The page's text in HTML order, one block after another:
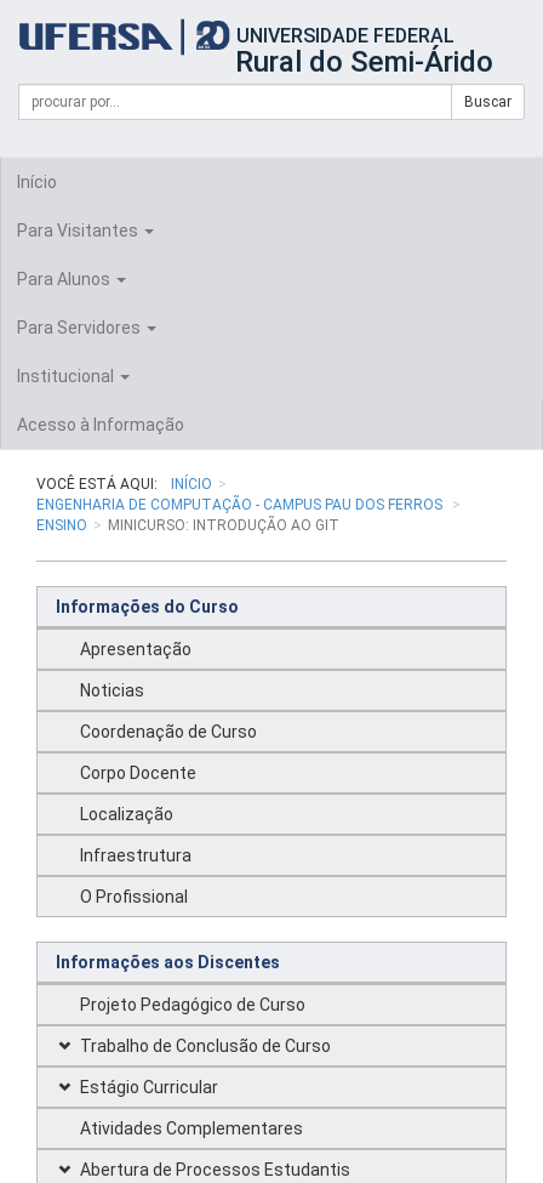
portal
UFERSA
UNIVERSIDADE FEDERAL
Rural do Semi-Árido
Formulário
Busca
Campo
de
Buscar
Início
Para Visitantes
Para Alunos
Para Servidores
Institucional
Acesso à Informação
VOCÊ ESTÁ AQUI:
INÍCIO
ENGENHARIA DE COMPUTAÇÃO - CAMPUS PAU DOS FERROS
ENSINO
MINICURSO: INTRODUÇÃO AO GIT
Informações do Curso
Apresentação
Noticias
Coordenação de Curso
Corpo Docente
Localização
Infraestrutura
O Profissional
Informações aos Discentes
Projeto Pedagógico de Curso
Trabalho de Conclusão de Curso
Estágio Curricular
Atividades Complementares
Abertura de Processos Estudantis